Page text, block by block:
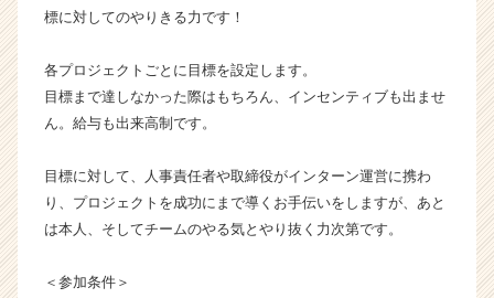
標に対してのやりきる力です！
各プロジェクトごとに目標を設定します。
目標まで達しなかった際はもちろん、インセンティブも出ませ
ん。給与も出来高制です。
目標に対して、人事責任者や取締役がインターン運営に携わ
り、プロジェクトを成功にまで導くお手伝いをしますが、あと
は本人、そしてチームのやる気とやり抜く力次第です。
＜参加条件＞